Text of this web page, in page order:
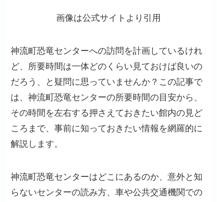
画像は公式サイトより引用
神流町恐竜センターへの訪問を計画しているけれ
ど、所要時間は一体どのくらい見ておけば良いの
だろう、と疑問に思っていませんか？この記事で
は、神流町恐竜センターの所要時間の目安から、
その時間を左右する押さえておきたい館内の見ど
ころまで、事前に知っておきたい情報を網羅的に
解説します。
神流町恐竜センターはどこにあるのか、意外と知
らないセンターの読み方、車や公共交通機関での